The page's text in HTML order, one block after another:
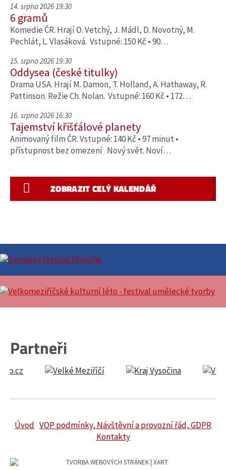
14. srpna 2026 19:30
6 gramů
Komedie ČR. Hrají O. Vetchý, J. Mádl, D. Novotný, M.
Pechlát, L. Vlasáková. Vstupné: 150 Kč • 90…
15. srpna 2026 19:30
Oddysea (české titulky)
Drama USA. Hrají M. Damon, T. Holland, A. Hathaway, R.
Pattinson. Režie Ch. Nolan. Vstupné: 160 Kč • 172…
16. srpna 2026 16:30
Tajemství křišťálové planety
Animovaný film ČR. Vstupné: 140 Kč • 97 minut •
přístupnost bez omezení Nový svět. Noví…
ZOBRAZIT CELÝ KALENDÁŘ
Partneři
Úvod VOP podmínky, Návštěvní a provozní řád, GDPR
Kontakty